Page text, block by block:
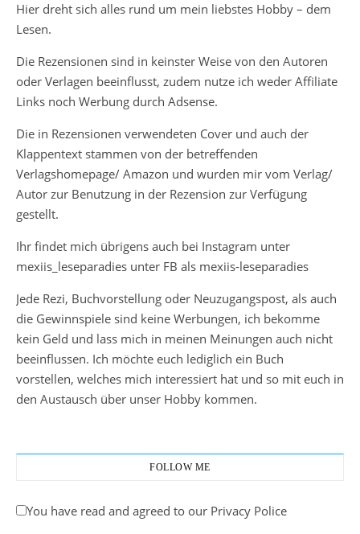
Hier dreht sich alles rund um mein liebstes Hobby – dem
Lesen.
Die Rezensionen sind in keinster Weise von den Autoren
oder Verlagen beeinflusst, zudem nutze ich weder Affiliate
Links noch Werbung durch Adsense.
Die in Rezensionen verwendeten Cover und auch der
Klappentext stammen von der betreffenden
Verlagshomepage/ Amazon und wurden mir vom Verlag/
Autor zur Benutzung in der Rezension zur Verfügung
gestellt.
Ihr findet mich übrigens auch bei Instagram unter
mexiis_leseparadies unter FB als mexiis-leseparadies
Jede Rezi, Buchvorstellung oder Neuzugangspost, als auch
die Gewinnspiele sind keine Werbungen, ich bekomme
kein Geld und lass mich in meinen Meinungen auch nicht
beeinflussen. Ich möchte euch lediglich ein Buch
vorstellen, welches mich interessiert hat und so mit euch in
den Austausch über unser Hobby kommen.
FOLLOW ME
You have read and agreed to our Privacy Police